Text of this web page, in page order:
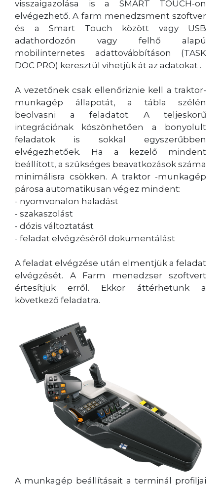
visszaigazolása is a SMART TOUCH-on
elvégezhető. A farm menedzsment szoftver
és a Smart Touch között vagy USB
adathordozón vagy felhő alapú
mobilinternetes adattovábbításon (TASK
DOC PRO) keresztül vihetjük át az adatokat .
A vezetőnek csak ellenőriznie kell a traktor-
munkagép állapotát, a tábla szélén
beolvasni a feladatot. A teljeskörű
integrációnak köszönhetően a bonyolult
feladatok is sokkal egyszerűbben
elvégezhetőek. Ha a kezelő mindent
beállított, a szükséges beavatkozások száma
minimálisra csökken. A traktor -munkagép
párosa automatikusan végez mindent:
- nyomvonalon haladást
- szakaszolást
- dózis változtatást
- feladat elvégzéséről dokumentálást
A feladat elvégzése után elmentjük a feladat
elvégzését. A Farm menedzser szoftvert
értesítjük erről. Ekkor áttérhetünk a
következő feladatra.
A munkagép beállításait a terminál profiljai